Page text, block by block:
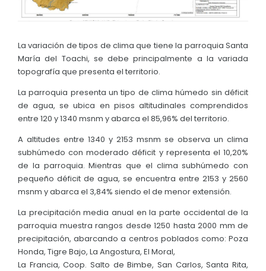
Convocatorias
Plan de desarrollo y Ordenamiento Territorial -
Plan Operativo Anual - POA
Convenios Institucionales
PRESUPUESTO: EJECUCIÓN Y REPORTES
Cédulas presupuestarias y balances
Procesos de contratación
Ejecución Presupuestaria
Obras y proyectos
La variación de tipos de clima que tiene la parroquia Santa
María del Toachi, se debe principalmente a la variada
topografía que presenta el territorio.
La parroquia presenta un tipo de clima húmedo sin déficit
de agua, se ubica en pisos altitudinales comprendidos
entre 120 y 1340 msnm y abarca el 85,96% del territorio.
A altitudes entre 1340 y 2153 msnm se observa un clima
subhúmedo con moderado déficit y representa el 10,20%
de la parroquia. Mientras que el clima subhúmedo con
pequeño déficit de agua, se encuentra entre 2153 y 2560
msnm y abarca el 3,84% siendo el de menor extensión.
La precipitación media anual en la parte occidental de la
parroquia muestra rangos desde 1250 hasta 2000 mm de
precipitación, abarcando a centros poblados como: Poza
Honda, Tigre Bajo, La Angostura, El Moral,
La Francia, Coop. Salto de Bimbe, San Carlos, Santa Rita,